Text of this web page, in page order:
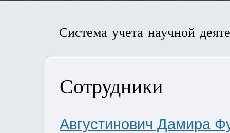
Система учета научной
Сотрудники
Августинович Дамира